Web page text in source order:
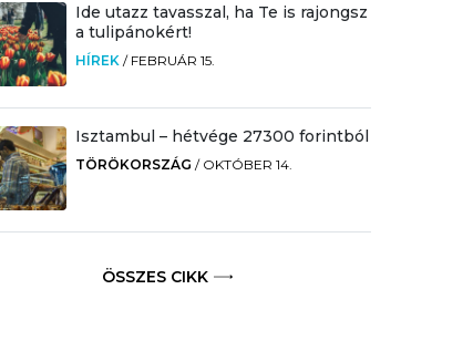
Ide utazz tavasszal, ha Te is rajongsz
a tulipánokért!
HÍREK / FEBRUÁR 15.
Isztambul – hétvége 27300 forintból
TÖRÖKORSZÁG / OKTÓBER 14.
ÖSSZES CIKK